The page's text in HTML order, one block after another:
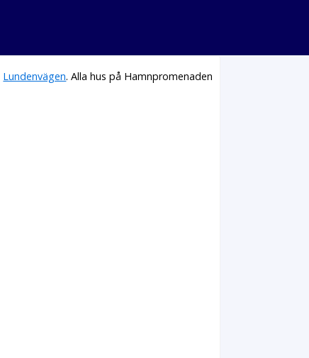
Lundenvägen. Alla hus på Hamnpromenaden